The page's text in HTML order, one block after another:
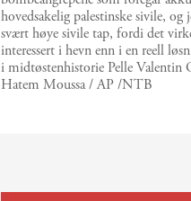
hovedsakelig palestinske sivile,
svært høye sivile tap, fordi det
interessert i hevn enn i en reell
i midtøstenhistorie Pelle Valentin
Hatem Moussa / AP /NTB